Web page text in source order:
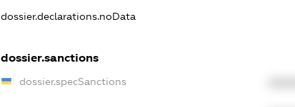
dossier.declarations.noData
dossier.sanctions
dossier.specSanctions